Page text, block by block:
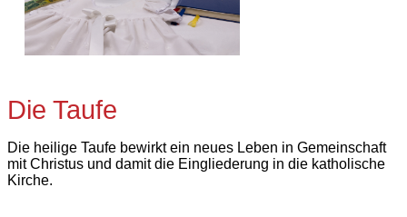
Die Taufe
Die heilige Taufe bewirkt ein neues Leben in Gemeinschaft
mit Christus und damit die Eingliederung in die katholische
Kirche.